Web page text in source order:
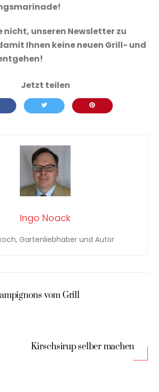
nicht, unseren Newsletter zu
Ihnen keine neuen Grill- und
Ingo Noack
Gartenliebhaber und Autor
vom Grill
Kirschsirup selber machen